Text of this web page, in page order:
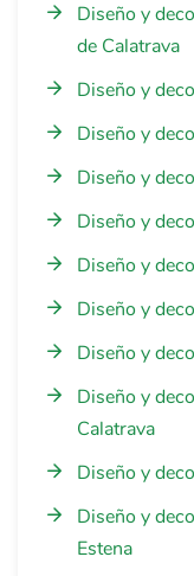
Diseño y
de Calatrava
Diseño y
Diseño y
Diseño y
Diseño y
Diseño y
Diseño y
Diseño y
Diseño y
Calatrava
Diseño y
Diseño y
Estena